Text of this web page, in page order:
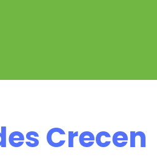
Crecen